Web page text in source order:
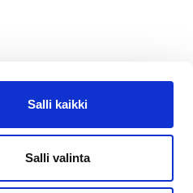
Salli kaikki
Salli valinta